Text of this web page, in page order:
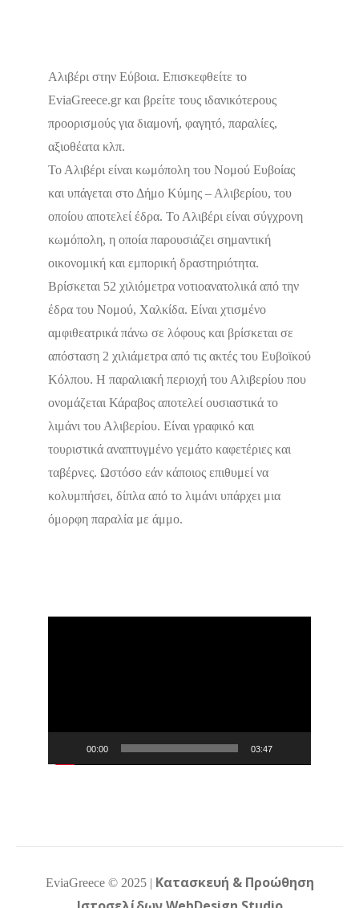
Δεν υπάρχουν ακόμα αξιολογήσεις
Δεν υπάρχουν ακόμα αξιολογήσεις
Δεν υπάρχουν ακόμα αξιολογήσεις
Αλιβέρι στην Εύβοια. Επισκεφθείτε το
EviaGreece.gr και βρείτε τους ιδανικότερους
προορισμούς για διαμονή, φαγητό, παραλίες,
αξιοθέατα κλπ.
Το Αλιβέρι είναι κωμόπολη του Νομού Ευβοίας
και υπάγεται στο Δήμο Κύμης – Αλιβερίου, του
οποίου αποτελεί έδρα. Το Αλιβέρι είναι σύγχρονη
κωμόπολη, η οποία παρουσιάζει σημαντική
οικονομική και εμπορική δραστηριότητα.
Βρίσκεται 52 χιλιόμετρα νοτιοανατολικά από την
έδρα του Νομού, Χαλκίδα. Είναι χτισμένο
αμφιθεατρικά πάνω σε λόφους και βρίσκεται σε
απόσταση 2 χιλιάμετρα από τις ακτές του Ευβοϊκού
Κόλπου. Η παραλιακή περιοχή του Αλιβερίου που
ονομάζεται Κάραβος αποτελεί ουσιαστικά το
λιμάνι του Αλιβερίου. Είναι γραφικό και
τουριστικά αναπτυγμένο γεμάτο καφετέριες και
ταβέρνες. Ωστόσο εάν κάποιος επιθυμεί να
κολυμπήσει, δίπλα από το λιμάνι υπάρχει μια
όμορφη παραλία με άμμο.
00:00 03:47
EviaGreece © 2025| Κατασκευή & Προώθηση